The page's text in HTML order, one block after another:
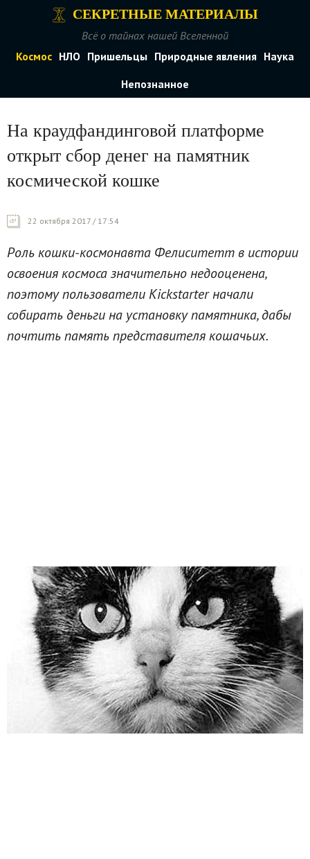
СЕКРЕТНЫЕ МАТЕРИАЛЫ
Всё о тайнах нашей Вселенной
Космос НЛО Пришельцы Природные явления Наука
Непознанное
На краудфандинговой платформе
открыт сбор денег на памятник
космической кошке
22 октября 2017 / 17:54
Роль кошки-космонавта Фелиситетт в истории
освоения космоса значительно недооценена,
поэтому пользователи Kickstarter начали
собирать деньги на установку памятника, дабы
почтить память представителя кошачьих.